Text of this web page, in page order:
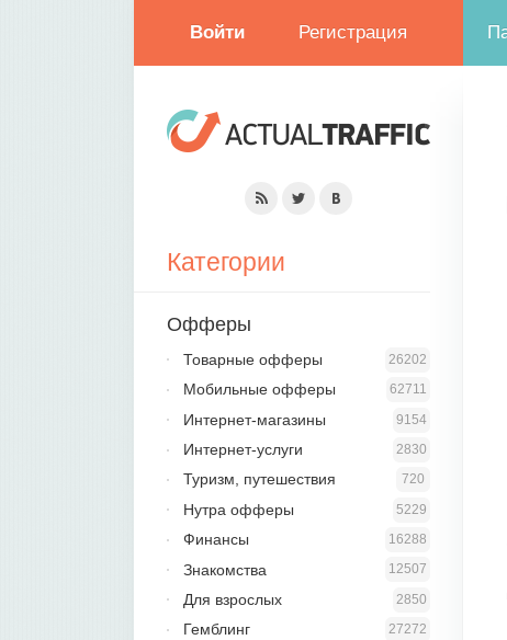
Войти Регистрация
Категории
Офферы
26202
Товарные офферы
62711
Мобильные офферы
9154
Интернет-магазины
2830
Интернет-услуги
720
Туризм, путешествия
5229
Нутра офферы
16288
Финансы
12507
Знакомства
2850
Для взрослых
27272
Гемблинг